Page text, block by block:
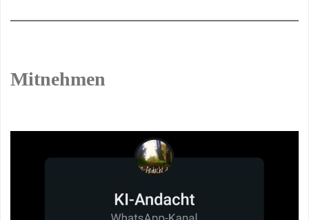
Mitnehmen